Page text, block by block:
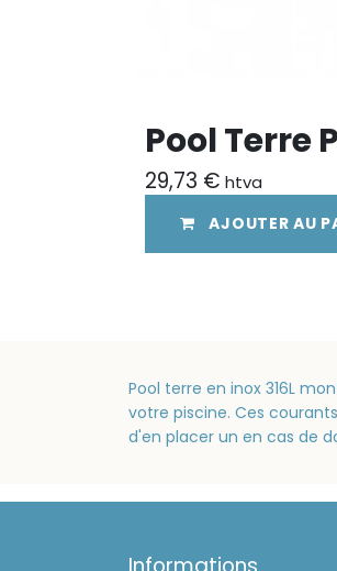
Pool Terre
29,73 € htva
AJOUTER AU
Pool terre en inox 316L
votre piscine. Ces
d'en placer un en cas de